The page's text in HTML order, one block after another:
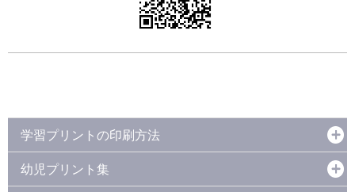
学習プリントの印刷方法
幼児プリント集